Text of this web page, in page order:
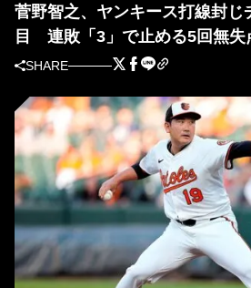
菅野智之、ヤンキース打線封じ
目 連敗「3」で止める5回無失
SHARE